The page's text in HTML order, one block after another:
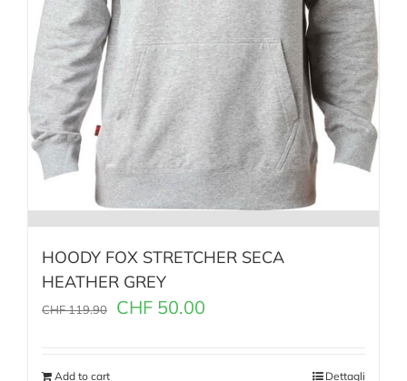
HOODY FOX STRETCHER SECA
HEATHER GREY
CHF119.90 CHF 50.00
Add to cart Dettagli